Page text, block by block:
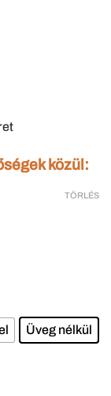
közül:
Üveg nélkül
TÖRLÉS